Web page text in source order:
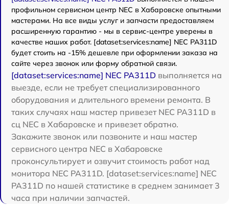
профильном сервисном центр NEC в Хабаровске опытными
мастерами. На все виды услуг и запчасти предоставляем
расширенную гарантию - мы в сервис-центре уверены в
качестве наших работ. [dataset:services:name] NEC PA311D
будет стоить на -15% дешевле при оформлении заказа на
сайте через звонок или форму обратной связи.
[dataset:services:name] NEC PA311D выполняется на
выезде, если не требует специализированного
оборудования и длительного времени ремонта. В
таких случаях наш мастер привезет NEC PA311D в
сц NEC в Хабаровске и привезет обратно.
Закажите звонок или позвоните и наш мастер
сервисного центра NEC в Хабаровске
проконсультирует и озвучит стоимость работ над
монитора NEC PA311D. [dataset:services:name] NEC
PA311D по нашей статистике в среднем занимает 3
часа при наличии запчастей.